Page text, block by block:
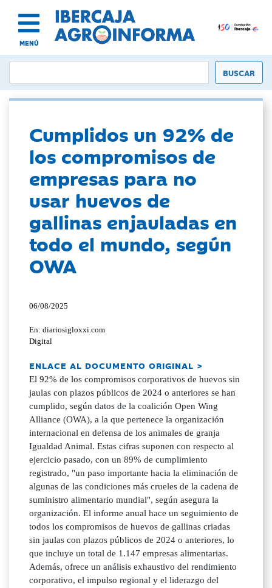
MENÚ
Cumplidos un 92% de
los compromisos de
empresas para no
usar huevos de
gallinas enjauladas en
todo el mundo, según
OWA
06/08/2025
En: diariosigloxxi.com
Digital
ENLACE AL DOCUMENTO ORIGINAL >
El 92% de los compromisos corporativos de huevos sin
jaulas con plazos públicos de 2024 o anteriores se han
cumplido, según datos de la coalición Open Wing
Alliance (OWA), a la que pertenece la organización
internacional en defensa de los animales de granja
Igualdad Animal. Estas cifras suponen con respecto al
ejercicio pasado, con un 89% de cumplimiento
registrado, "un paso importante hacia la eliminación de
algunas de las condiciones más crueles de la cadena de
suministro alimentario mundial", según asegura la
organización. El informe anual hace un seguimiento de
todos los compromisos de huevos de gallinas criadas
sin jaulas con plazos públicos de 2024 o anteriores, lo
que incluye un total de 1.147 empresas alimentarias.
Además, ofrece un análisis exhaustivo del rendimiento
corporativo, el impulso regional y el liderazgo del